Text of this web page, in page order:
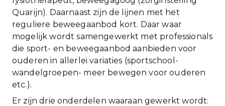
Quarijn). Daarnaast zijn de lijnen met het
reguliere beweegaanbod kort. Daar waar
mogelijk wordt samengewerkt met professionals
die sport- en beweegaanbod aanbieden voor
ouderen in allerlei variaties (sportschool-
wandelgroepen- meer bewegen voor ouderen
etc.).
Er zijn drie onderdelen waaraan gewerkt wordt: